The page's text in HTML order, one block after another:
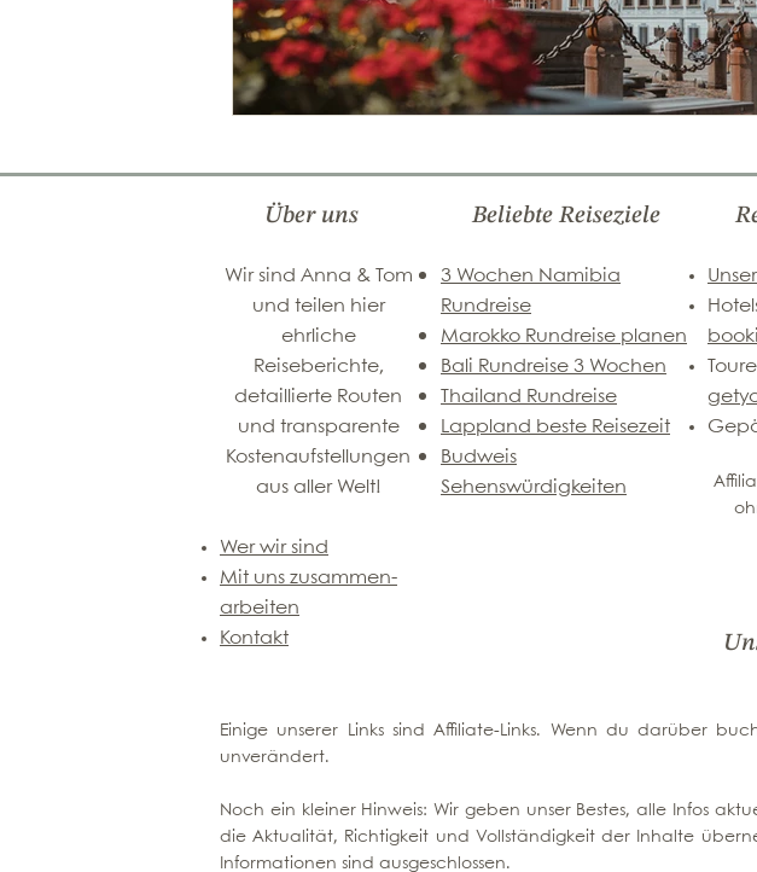
Über uns
Wir sind Anna & Tom
und teilen hier
ehrliche
Reiseberichte,
detaillierte Routen
und transparente
Kostenaufstellungen
aus aller Welt!
Wer wir sind
Mit uns zusammen-
arbeiten
Kontakt
Beliebte Reiseziele
3 Wochen Namibia
Rundreise
Marokko Rundreise planen
Bali Rundreise 3 Wochen
Thailand Rundreise
Lappland beste Reisezeit
Budweis
Sehenswürdigkeiten
Einige unserer Links sind Affiliate-Links. Wenn du darüber
unverändert.
Noch ein kleiner Hinweis: Wir geben unser Bestes, alle Infos
die Aktualität, Richtigkeit und Vollständigkeit der Inhalte
Informationen sind ausgeschlossen.